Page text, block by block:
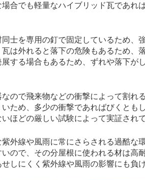
合でも軽量なハイブリッド瓦であれ
士を専用の釘で固定しているため、
は外れると落下の危険もあるため、
する場合もあるため、ずれや落下が
ので飛来物などの衝撃によって割れ
いため、多少の衝撃であればびくとも
ほどの厳しい試験によって実証され
外線や風雨に常にさらされる過酷な
ので、その分屋根に使われる材は高
しにくく紫外線や風雨の影響にも負